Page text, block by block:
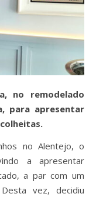
para apresentar
a apresentar
a par com um
vez, decidiu